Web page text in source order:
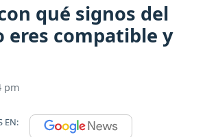
qué signos del
eres compatible y
pm
EN: